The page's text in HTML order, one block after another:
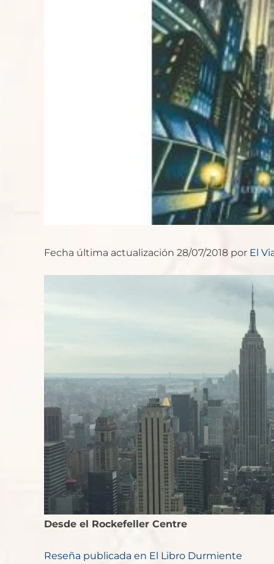
Fecha última actualización 28/07/2018 por El
Desde el Rockefeller Centre
Reseña publicada en El Libro Durmiente